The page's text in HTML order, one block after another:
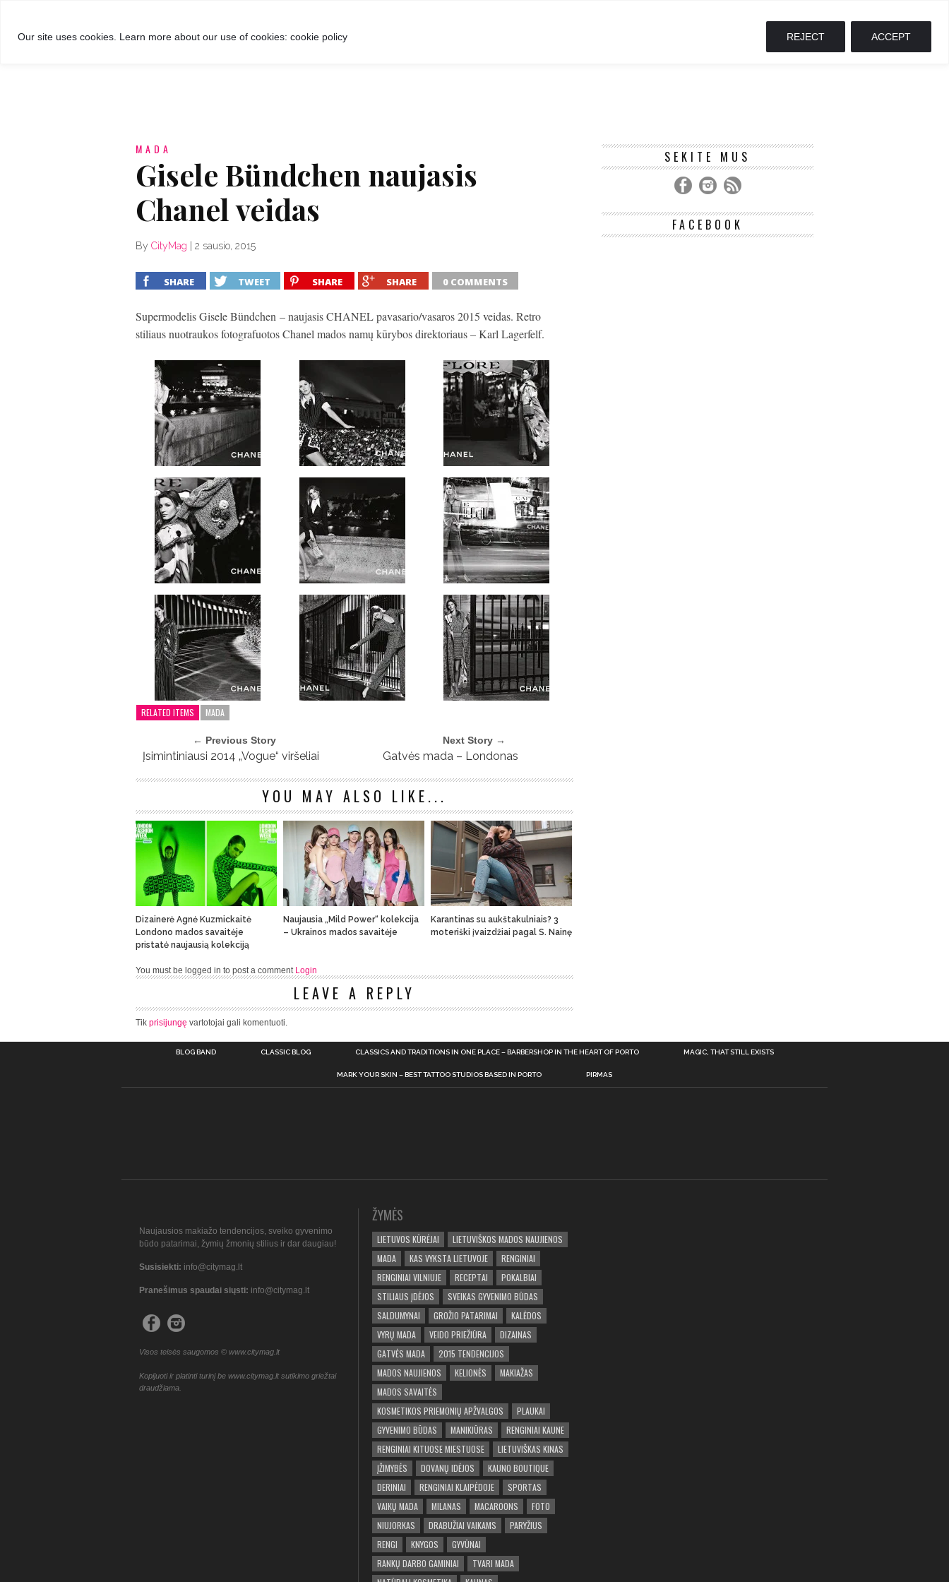
Our site uses cookies. Learn more about our use of cookies: cookie policy REJECT ACCEPT
MADA
Gisele Bündchen naujasis
Chanel veidas
By CityMag 2 sausio, 2015
SHARE TWEET SHARE SHARE 0 COMMENTS
Supermodelis Gisele Bündchen – naujasis CHANEL pavasario/vasaros 2015 veidas. Retro
stiliaus nuotraukos fotografuotos Chanel mados namų kūrybos direktoriaus – Karl Lagerfelf.
RELATED ITEMS MADA
← Previous Story
Įsimintiniausi 2014 „Vogue“ viršeliai
Next Story →
Gatvės mada – Londonas
YOU MAY ALSO LIKE...
Dizainerė Agnė Kuzmickaitė
Londono mados savaitėje
pristatė naujausią kolekciją
Naujausia „Mild Power“ kolekcija
– Ukrainos mados savaitėje
Karantinas su aukštakulniais? 3
moteriški įvaizdžiai pagal S. Nainę
You must be logged in to post a comment Login
LEAVE A REPLY
Tik prisijungę vartotojai gali komentuoti.
SEKITE MUS
FACEBOOK
BLOG BAND CLASSIC BLOG CLASSICS AND TRADITIONS IN ONE PLACE – BARBERSHOP IN THE HEART OF PORTO MAGIC, THAT STILL EXISTS
MARK YOUR SKIN – BEST TATTOO STUDIOS BASED IN PORTO PIRMAS
Naujausios makiažo tendencijos, sveiko gyvenimo
būdo patarimai, žymių žmonių stilius ir dar daugiau!
Susisiekti: info@citymag.lt
Pranešimus spaudai siųsti: info@citymag.lt
Visos teisės saugomos © www.citymag.lt
Kopijuoti ir platinti turinį be www.citymag.lt sutikimo griežtai
draudžiama.
ŽYMĖS
LIETUVOS KŪRĖJAI
LIETUVIŠKOS MADOS NAUJIENOS
MADA
KAS VYKSTA LIETUVOJE
RENGINIAI
RENGINIAI VILNIUJE
RECEPTAI
POKALBIAI
STILIAUS ĮDĖJOS
SVEIKAS GYVENIMO BŪDAS
SALDUMYNAI
GROŽIO PATARIMAI
KALĖDOS
VYRŲ MADA
VEIDO PRIEŽIŪRA
DIZAINAS
GATVĖS MADA
2015 TENDENCIJOS
MADOS NAUJIENOS
KELIONĖS
MAKIAŽAS
MADOS SAVAITĖS
KOSMETIKOS PRIEMONIŲ APŽVALGOS
PLAUKAI
GYVENIMO BŪDAS
MANIKIŪRAS
RENGINIAI KAUNE
RENGINIAI KITUOSE MIESTUOSE
LIETUVIŠKAS KINAS
ĮŽIMYBĖS
DOVANŲ IDĖJOS
KAUNO BOUTIQUE
DERINIAI
RENGINIAI KLAIPĖDOJE
SPORTAS
VAIKŲ MADA
MILANAS MACAROONS
FOTO
NIUJORKAS
DRABUŽIAI VAIKAMS
PARYŽIUS
RENGI
KNYGOS
GYVŪNAI
RANKŲ DARBO GAMINIAI
TVARI MADA